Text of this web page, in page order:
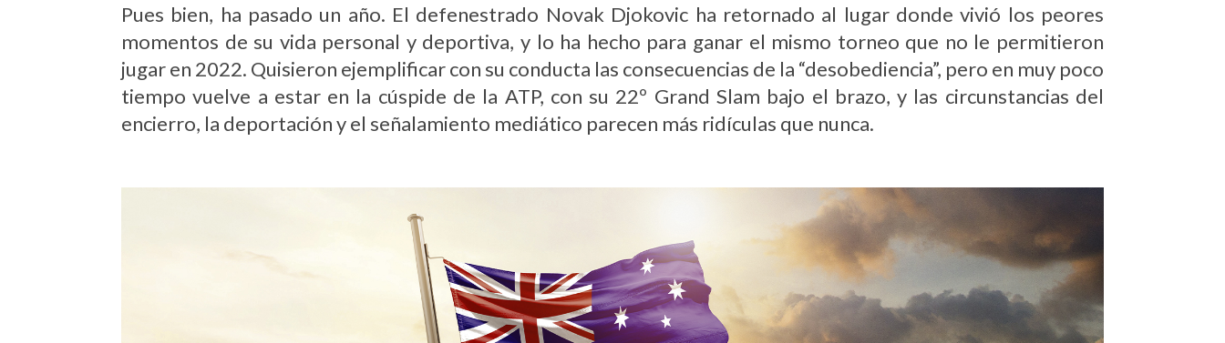
Pues bien, ha pasado un año. El defenestrado Novak Djokovic ha retornado al lugar donde vivió los peores
momentos de su vida personal y deportiva, y lo ha hecho para ganar el mismo torneo que no le permitieron
jugar en 2022. Quisieron ejemplificar con su conducta las consecuencias de la “desobediencia”, pero en muy poco
tiempo vuelve a estar en la cúspide de la ATP, con su 22º Grand Slam bajo el brazo, y las circunstancias del
encierro, la deportación y el señalamiento mediático parecen más ridículas que nunca.